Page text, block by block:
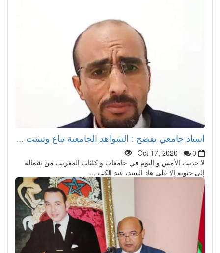
استاذ جامعي يفضح : الشواهد الجامعية تباع وتشت ...
Oct 17, 2020
0
لا حديث الأمس و اليوم في جامعات و كليّات المغريب من شماله
إلى جنوبه إلا على هاد السيد، عبد الكب ...